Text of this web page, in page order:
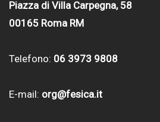
Piazza di Villa Carpegna, 58
00165 Roma RM
Telefono: 06 3973 9808
E-mail: org@fesica.it